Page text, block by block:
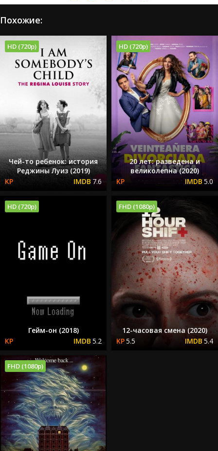
Похожие:
HD (720p)
Чей-то ребенок: история
Реджины Луиз (2019)
7.6
HD (720p)
20 лет: разведена и
великолепна (2020)
5.0
HD (720p)
Гейм-он (2018)
5.2
FHD (1080p)
12-часовая смена (2020)
5.5
5.4
FHD (1080p)